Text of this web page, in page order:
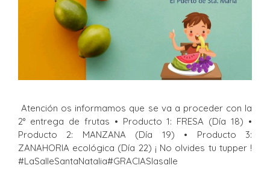
Atención os informamos que se va a proceder con la
2° entrega de frutas • Producto 1: FRESA (Día 18) •
Producto 2: MANZANA (Día 19) • Producto 3:
ZANAHORIA ecológica (Día 22) ¡ No olvides tu tupper !
#LaSalleSantaNatalia#GRACIASlasalle